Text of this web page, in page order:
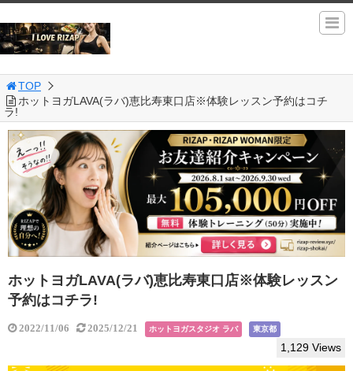
TOP
ホットヨガLAVA(ラバ)恵比寿東口店※体験レッスン予約はコチ
ラ!
ホットヨガLAVA(ラバ)恵比寿東口店※体験レッスン
予約はコチラ!
2022/11/06 2025/12/21 ホットヨガスタジオ ラバ 東京都
1,129 Views